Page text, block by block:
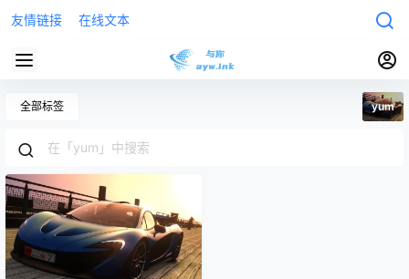
友情链接 在线文本
全部标签 yum